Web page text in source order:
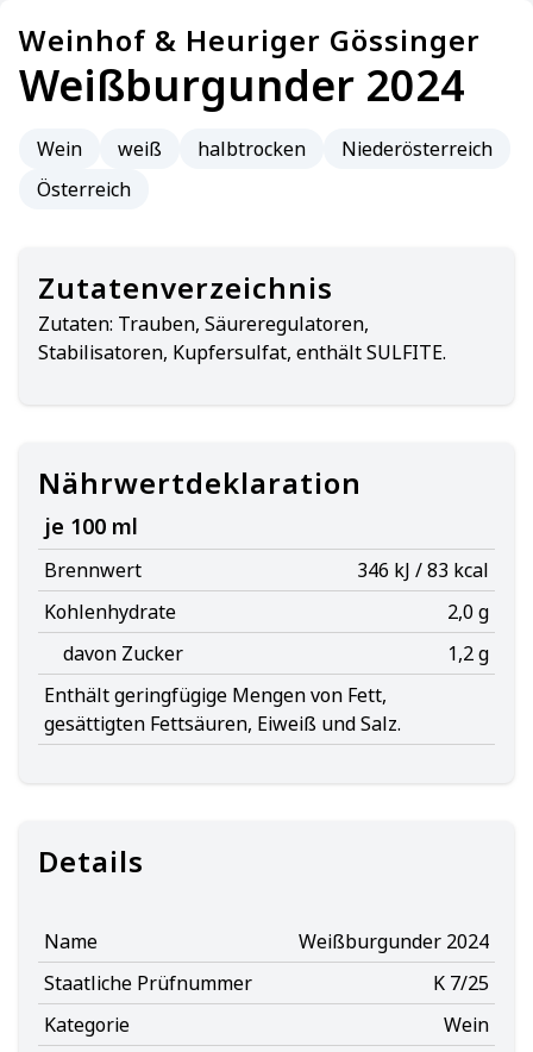
Weinhof & Heuriger Gössinger
Weißburgunder 2024
Wein weiß halbtrocken
Niederösterreich
Österreich
Zutatenverzeichnis
Zutaten: Trauben, Säureregulatoren,
Stabilisatoren, Kupfersulfat, enthält SULFITE.
Nährwertdeklaration
je 100 ml
Brennwert
346 kJ / 83 kcal
Kohlenhydrate
2,0 g
davon Zucker
1,2 g
Enthält geringfügige Mengen von Fett,
gesättigten Fettsäuren, Eiweiß und Salz.
Details
Name
Weißburgunder 2024
Staatliche Prüfnummer
K 7/25
Kategorie
Wein